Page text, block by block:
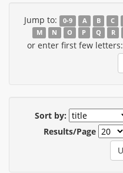
Jump to: 0-9 A B C
M
N O P Q R
or enter first few letters:
Sort by:
Results/Page